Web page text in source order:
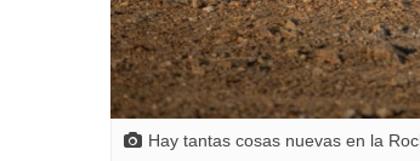
Hay tantas cosas nuevas en la